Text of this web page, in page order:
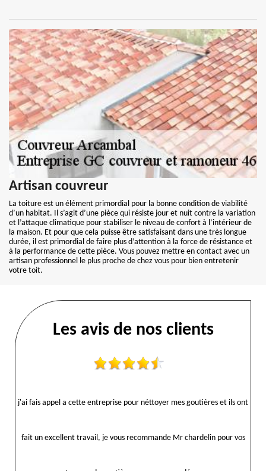
Artisan couvreur
La toiture est un élément primordial pour la bonne condition de viabilité
d’un habitat. Il s’agit d’une pièce qui résiste jour et nuit contre la variation
et l’attaque climatique pour stabiliser le niveau de confort à l’intérieur de
la maison. Et pour que cela puisse être satisfaisant dans une très longue
durée, il est primordial de faire plus d’attention à la force de résistance et
à la performance de cette pièce. Vous pouvez mettre en contact avec un
artisan professionnel le plus proche de chez vous pour bien entretenir
votre toit.
Les avis de nos clients
j'ai fais appel a cette entreprise pour néttoyer mes goutières et ils ont
fait un excellent travail, je vous recommande Mr chardelin pour vos